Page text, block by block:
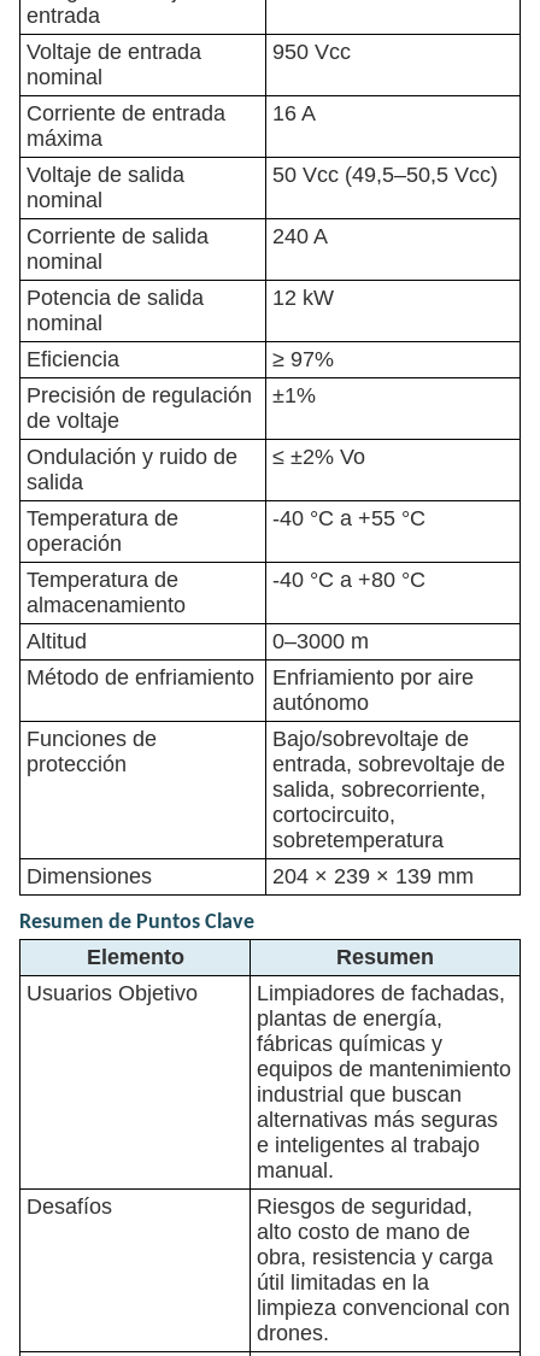
entrada
Voltaje de entrada
nominal
950 Vcc
Corriente de entrada
máxima
16 A
Voltaje de salida
nominal
50 Vcc (49,5–50,5 Vcc)
Corriente de salida
nominal
240 A
Potencia de salida
nominal
12 kW
Eficiencia
≥ 97%
Precisión de regulación
de voltaje
±1%
Ondulación y ruido de
salida
≤ ±2% Vo
Temperatura de
operación
-40 °C a +55 °C
Temperatura de
almacenamiento
-40 °C a +80 °C
Altitud
0–3000 m
Método de enfriamiento
Enfriamiento por aire
autónomo
Funciones de
protección
Bajo/sobrevoltaje de
entrada, sobrevoltaje de
salida, sobrecorriente,
cortocircuito,
sobretemperatura
Dimensiones
204 × 239 × 139 mm
Resumen de Puntos Clave
Elemento
Resumen
Usuarios Objetivo
Limpiadores de fachadas,
plantas de energía,
fábricas químicas y
equipos de mantenimiento
industrial que buscan
alternativas más seguras
e inteligentes al trabajo
manual.
Desafíos
Riesgos de seguridad,
alto costo de mano de
obra, resistencia y carga
útil limitadas en la
limpieza convencional con
drones.